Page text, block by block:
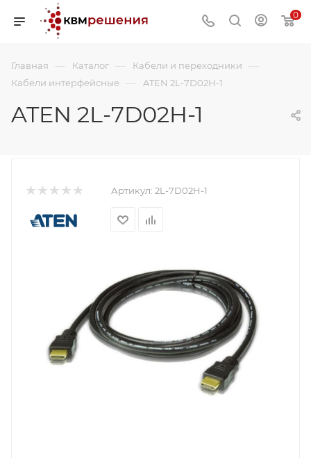
0
Главная — Каталог — Кабели и переходники —
Кабели интерфейсные — ATEN 2L-7D02H-1
ATEN 2L-7D02H-1
Артикул: 2L-7D02H-1